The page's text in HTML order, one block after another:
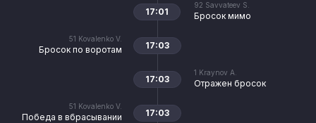
92 Savvateev S.
Бросок мимо
17:01
51 Kovalenko V.
Бросок по воротам 17:03
1 Kraynov A.
Отражен бросок
17:03
51 Kovalenko V.
Победа в вбрасывании 17:03